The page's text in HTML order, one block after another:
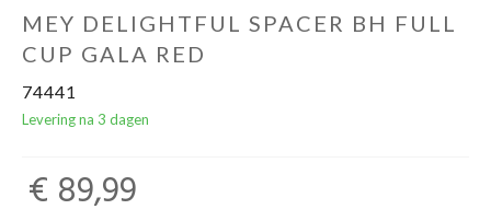
MEY DELIGHTFUL SPACER BH FULL
CUP GALA RED
74441
Levering na 3 dagen
€ 89,99